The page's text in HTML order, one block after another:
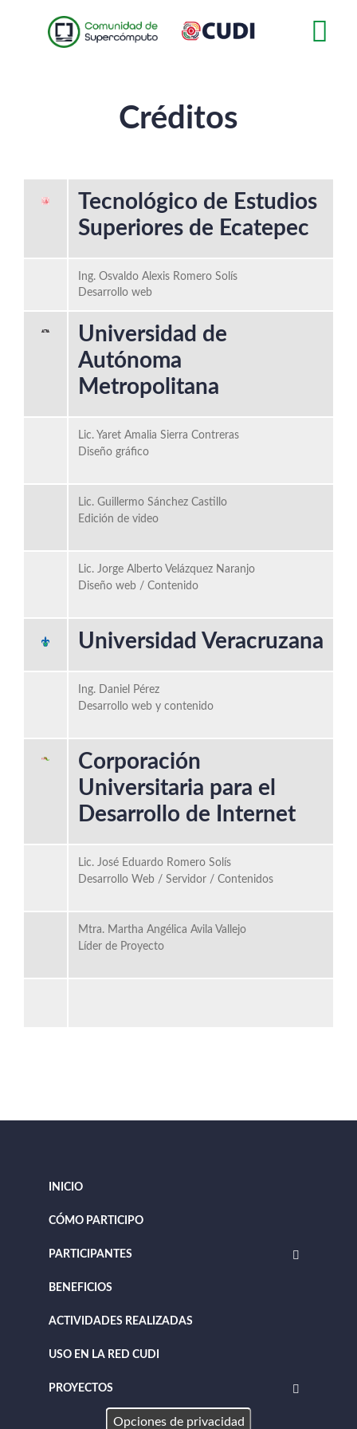
al
Créditos
Tecnológico de Estudios
Superiores de Ecatepec
Ing. Osvaldo Alexis Romero Solís
Desarrollo web
Universidad de
Autónoma
Metropolitana
Lic. Yaret Amalia Sierra Contreras
Diseño gráfico
Lic. Guillermo Sánchez Castillo
Edición de video
Lic. Jorge Alberto Velázquez Naranjo
Diseño web / Contenido
Universidad Veracruzana
Ing. Daniel Pérez
Desarrollo web y contenido
Corporación
Universitaria para el
Desarrollo de Internet
Lic. José Eduardo Romero Solís
Desarrollo Web / Servidor / Contenidos
Mtra. Martha Angélica Avila Vallejo
Líder de Proyecto
INICIO
CÓMO PARTICIPO
PARTICIPANTES
BENEFICIOS
ACTIVIDADES REALIZADAS
USO EN LA RED CUDI
PROYECTOS
Opciones de privacidad